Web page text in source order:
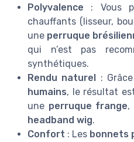
Polyvalence : Vous
chauffants (lisseur,
une perruque
qui n’est pas
synthétiques.
Rendu naturel
:
humains, le résultat
une perruque frange,
headband wig.
Confort : Les bonnets